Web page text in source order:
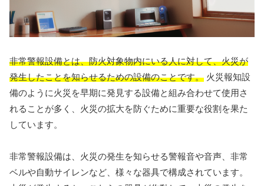
非常警報設備とは、防火対象物内にいる人に対して、火災が
発生したことを知らせるための設備のことです。 火災報知設
備のように火災を早期に発見する設備と組み合わせて使用さ
れることが多く、火災の拡大を防ぐために重要な役割を果た
しています。
非常警報設備は、火災の発生を知らせる警報音や音声、非常
ベルや自動サイレンなど、様々な器具で構成されています。